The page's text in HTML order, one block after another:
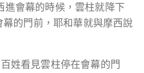
進會幕的時候，雲柱就降下
幕的門前，耶和華就與摩西說
姓看見雲柱停在會幕的門